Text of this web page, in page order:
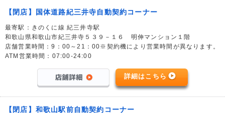
【閉店】国体道路紀三井寺自動契約コーナー
最寄駅：きのくに線 紀三井寺駅
和歌山県和歌山市紀三井寺５３９－１６ 明伸マンション１階
店舗営業時間：9：00～21：00※契約機により営業時間が異なります。
ATM営業時間：07:00-24:00
詳細はこちら
【閉店】和歌山駅前自動契約コーナー